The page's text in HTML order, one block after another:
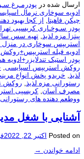
ارسال شده در پودرمـرغ
ادویه سوخاری نرمال
چیکن فاهیتا
از کجا بهبود
پودر سـوخـاری کریسپی
پیتزا مزه لذیذ
تهیه سس
استریپس سوخاری در منزل
ادویه فیله
پودر استیک تندلایزر+ادویه
روکش استریپس اسپایسی
لذیذ
خریدو پخش انواع
رستورانی مزه لذیذ
روکش
مصرف آسان کریسپی
ووطعم دهنده های رستورانی
آشنایی با شغل
Posted on اکتبر 22, 2022
ادامه خواندن →